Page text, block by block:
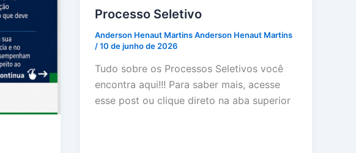
Processo Seletivo
Anderson Henaut Martins Anderson Henaut Martins
/10 de junho de 2026
Tudo sobre os Processos Seletivos você
encontra aqui!!! Para saber mais, acesse
esse post ou clique direto na aba superior